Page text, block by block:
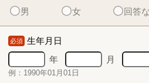
男
女 回答
必須 生年月日
年
月
例：1990年01月01日